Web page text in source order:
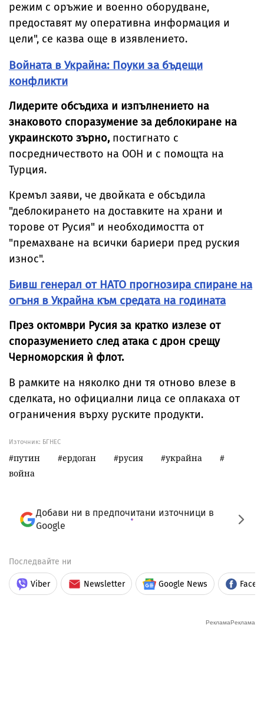
режим с оръжие и военно оборудване,
предоставят му оперативна информация и
цели", се казва още в изявлението.
Войната в Украйна: Поуки за бъдещи
конфликти
Лидерите обсъдиха и изпълнението на
знаковото споразумение за деблокиране на
украинското зърно, постигнато с
посредничеството на ООН и с помощта на
Турция.
Кремъл заяви, че двойката е обсъдила
"деблокирането на доставките на храни и
торове от Русия" и необходимостта от
"премахване на всички бариери пред руския
износ".
Бивш генерал от НАТО прогнозира спиране на
огъня в Украйна към средата на годината
През октомври Русия за кратко излезе от
споразумението след атака с дрон срещу
Черноморския ѝ флот.
В рамките на няколко дни тя отново влезе в
сделката, но официални лица се оплакаха от
ограничения върху руските продукти.
Източник: БГНЕС
путин ердоган русия
украйна
война
Добави ни в предпочитани източници в
Google
Последвайте ни
Viber Newsletter Google News